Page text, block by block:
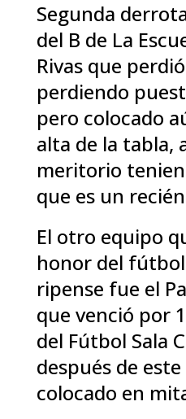
Segunda
del B de La
Rivas que
perdiendo
pero colocado
alta de la tabla,
meritorio
que es un
El otro equipo
honor del
ripense fue el
que venció por
del Fútbol Sala
después de
colocado en